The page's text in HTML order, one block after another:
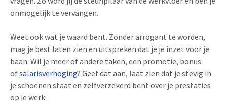
onmogelijk te vervangen.
Weet ook wat je waard bent. Zonder arrogant te worden,
mag je best laten zien en uitspreken dat je je inzet voor je
baan. Wil je meer of andere taken, een promotie, bonus
ofsalarisverhoging? Geef dat aan, laat zien dat je stevig in
je schoenen staat en zelfverzekerd bent over je prestaties
op je werk.